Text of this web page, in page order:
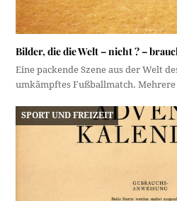
Bilder, die die Welt – nicht ? –
Eine packende Szene aus der Welt
umkämpftes Fußballmatch.
SPORT UND FREIZEIT